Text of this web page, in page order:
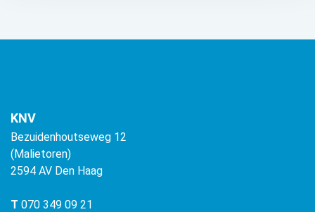
KNV
Bezuidenhoutseweg 12
(Malietoren)
2594 AV Den Haag
T 070 349 09 21